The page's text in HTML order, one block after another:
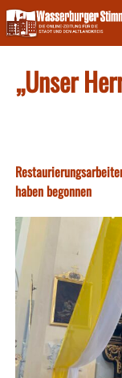
Skip
to
content
„Unser
haben begonnen